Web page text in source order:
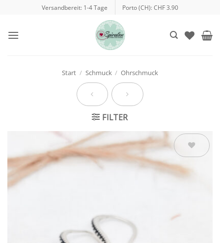
springen
Versandbereit: 1-4 Tage Porto (CH): CHF 3.90
Start / Schmuck / Ohrschmuck
FILTER
Auf die
Wunschliste